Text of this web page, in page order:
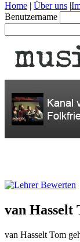
Home | Über uns |
Benutzername
van Hasselt
van Hasselt Tom